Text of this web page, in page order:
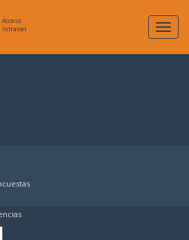
Acceso
Intranet